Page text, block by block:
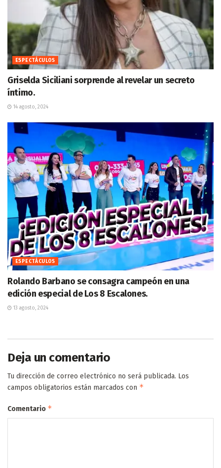
ESPECTÁCULOS
Griselda Siciliani sorprende al revelar un secreto
íntimo.
14 agosto, 2024
ESPECTÁCULOS
Rolando Barbano se consagra campeón en una
edición especial de Los 8 Escalones.
13 agosto, 2024
Deja un comentario
Tu dirección de correo electrónico no será publicada. Los
campos obligatorios están marcados con *
Comentario *